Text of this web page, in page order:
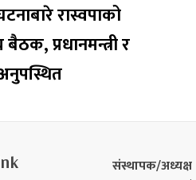
रास्वपाको
प्रधानमन्त्री र
संस्थापक/अध्यक्ष